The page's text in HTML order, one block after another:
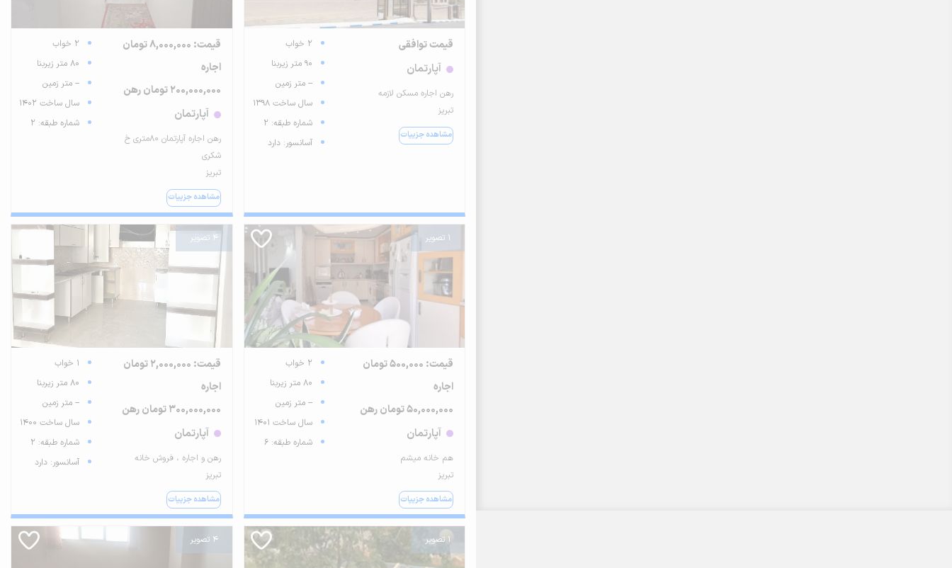
قیمت توافقی
آپارتمان
رهن اجاره مسکن لازمه
تبریز
مشاهده جزییات
2 خواب
90 متر زیربنا
-- متر زمین
سال ساخت 1398
شماره طبقه: 2
آسانسور: دارد
قیمت: 8,000,000 تومان
اجاره
200,000,000 تومان رهن
آپارتمان
رهن اجاره آپارتمان 80متری خ
شکری
تبریز
مشاهده جزییات
2 خواب
80 متر زیربنا
-- متر زمین
سال ساخت 1402
شماره طبقه: 2
1 تصویر
قیمت: 500,000 تومان
اجاره
50,000,000 تومان رهن
آپارتمان
هم خانه میشم
تبریز
مشاهده جزییات
2 خواب
80 متر زیربنا
-- متر زمین
سال ساخت 1401
شماره طبقه: 6
4 تصویر
قیمت: 2,000,000 تومان
اجاره
300,000,000 تومان رهن
آپارتمان
رهن و اجاره ، فروش خانه
تبریز
مشاهده جزییات
1 خواب
80 متر زیربنا
-- متر زمین
سال ساخت 1400
شماره طبقه: 2
آسانسور: دارد
1 تصویر 4 تصویر